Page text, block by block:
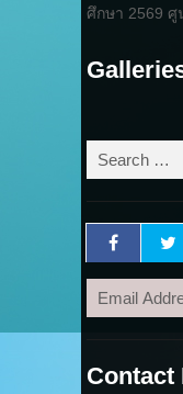
ศึกษา 2569
Contact